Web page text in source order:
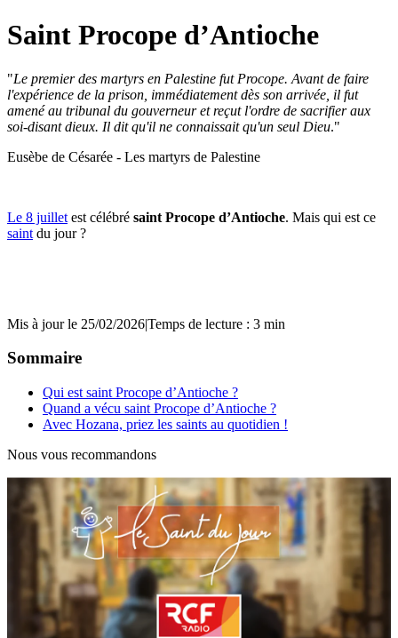
Saint Procope d’Antioche
"Le premier des martyrs en Palestine fut Procope. Avant de faire
l'expérience de la prison, immédiatement dès son arrivée, il fut
amené au tribunal du gouverneur et reçut l'ordre de sacrifier aux
soi-disant dieux. Il dit qu'il ne connaissait qu'un seul Dieu."
Eusèbe de Césarée - Les martyrs de Palestine
Le 8 juillet est célébré saint Procope d’Antioche. Mais qui est ce
saint du jour ?
Mis à jour le 25/02/2026|Temps de lecture : 3 min
Sommaire
Qui est saint Procope d’Antioche ?
Quand a vécu saint Procope d’Antioche ?
Avec Hozana, priez les saints au quotidien !
Nous vous recommandons